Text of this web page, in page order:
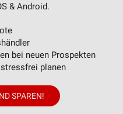
& Android.
bei neuen Prospekten
planen
SPAREN!